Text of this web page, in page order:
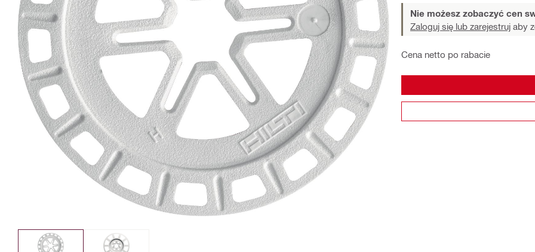
Nie możesz zobaczyć cen
Zaloguj się lub zarejestruj aby
Cena netto po rabacie